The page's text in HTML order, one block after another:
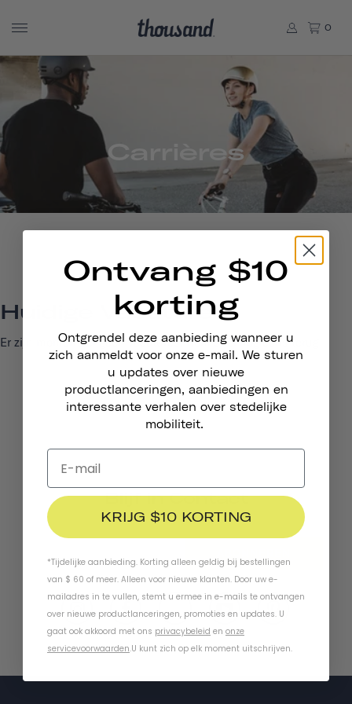
0
Carrières
Huidige Vacatures
Er zijn momenteel geen vacatures. Kom snel nog eens terug!
Blijf In Contact
Ontvang $10
korting
Ontgrendel deze aanbieding wanneer u
zich aanmeldt voor onze e-mail. We sturen
u updates over nieuwe
productlanceringen, aanbiedingen en
interessante verhalen over stedelijke
mobiliteit.
KRIJG $10 KORTING
*Tijdelijke aanbieding. Korting alleen geldig bij bestellingen
van $ 60 of meer. Alleen voor nieuwe klanten. Door uw e-
mailadres in te vullen, stemt u ermee in e-mails te ontvangen
over nieuwe productlanceringen, promoties en updates. U
gaat ook akkoord met ons privacybeleid en onze
servicevoorwaarden.U kunt zich op elk moment uitschrijven.